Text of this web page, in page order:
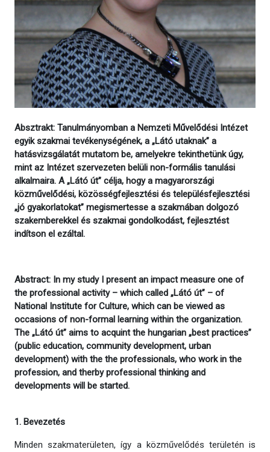
Absztrakt: Tanulmányomban a Nemzeti Művelődési Intézet
egyik szakmai tevékenységének, a „Látó utaknak” a
hatásvizsgálatát mutatom be, amelyekre tekinthetünk úgy,
mint az Intézet szervezeten belüli non-formális tanulási
alkalmaira. A „Látó út” célja, hogy a magyarországi
közművelődési, közösségfejlesztési és településfejlesztési
„jó gyakorlatokat” megismertesse a szakmában dolgozó
szakemberekkel és szakmai gondolkodást, fejlesztést
indítson el ezáltal.
Abstract: In my study I present an impact measure one of
the professional activity – which called „Látó út” – of
National Institute for Culture, which can be viewed as
occasions of non-formal learning within the organization.
The „Látó út” aims to acquint the hungarian „best practices”
(public education, community development, urban
development) with the the professionals, who work in the
profession, and therby professional thinking and
developments will be started.
1. Bevezetés
Minden szakmaterületen, így a közművelődés területén is